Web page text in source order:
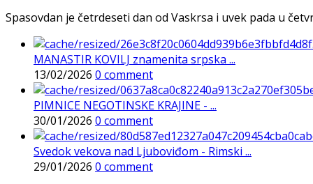
Spasovdan je četrdeseti dan od Vaskrsa i uvek pada u
MANASTIR KOVILJ znamenita srpska ...
13/02/2026 0 comment
PIMNICE NEGOTINSKE KRAJINE - ...
30/01/2026 0 comment
Svedok vekova nad Ljuboviđom - Rimski ...
29/01/2026 0 comment